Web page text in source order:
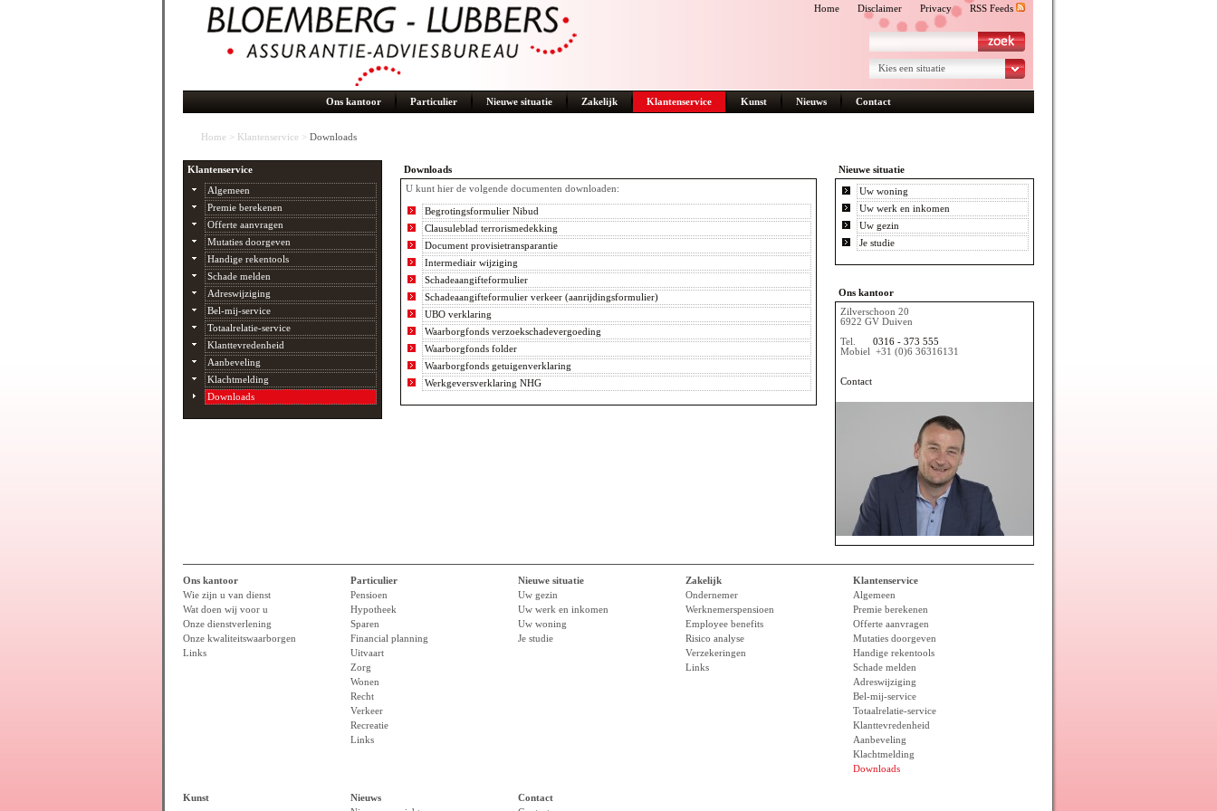
Kies een situatie
Home Disclaimer Privacy RSS Feeds
Ons kantoor Particulier Nieuwe situatie Zakelijk Klantenservice Kunst Nieuws Contact
Home > Klantenservice > Downloads
Klantenservice
Algemeen
Premie berekenen
Offerte aanvragen
Mutaties doorgeven
Handige rekentools
Schade melden
Adreswijziging
Bel-mij-service
Totaalrelatie-service
Klanttevredenheid
Aanbeveling
Klachtmelding
Downloads
Downloads
U kunt hier de volgende documenten downloaden:
Begrotingsformulier Nibud
Clausuleblad terrorismedekking
Document provisietransparantie
Intermediair wijziging
Schadeaangifteformulier
Schadeaangifteformulier verkeer (aanrijdingsformulier)
UBO verklaring
Waarborgfonds verzoekschadevergoeding
Waarborgfonds folder
Waarborgfonds getuigenverklaring
Werkgeversverklaring NHG
Nieuwe situatie
Uw woning
Uw werk en inkomen
Uw gezin
Je studie
Ons kantoor
Zilverschoon 20
6922 GV Duiven
Tel.
0316 - 373 555
Mobiel
+31 (0)6 36316131
Contact
Ons kantoor
Wie zijn u van dienst
Wat doen wij voor u
Onze dienstverlening
Onze kwaliteitswaarborgen
Links
Particulier
Pensioen
Hypotheek
Sparen
Financial planning
Uitvaart
Zorg
Wonen
Recht
Verkeer
Recreatie
Links
Nieuwe situatie
Uw gezin
Uw werk en inkomen
Uw woning
Je studie
Zakelijk
Ondernemer
Werknemerspensioen
Employee benefits
Risico analyse
Verzekeringen
Links
Klantenservice
Algemeen
Premie berekenen
Offerte aanvragen
Mutaties doorgeven
Handige rekentools
Schade melden
Adreswijziging
Bel-mij-service
Totaalrelatie-service
Klanttevredenheid
Aanbeveling
Klachtmelding
Downloads
Kunst
Nieuws
Contact